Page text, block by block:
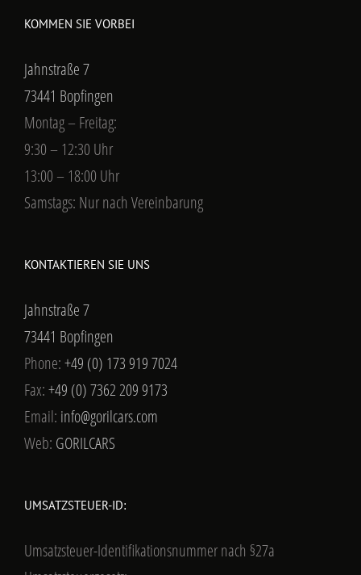
KOMMEN SIE VORBEI
Jahnstraße 7
73441 Bopfingen
Montag – Freitag:
9:30 – 12:30 Uhr
13:00 – 18:00 Uhr
Samstags: Nur nach Vereinbarung
KONTAKTIEREN SIE UNS
Jahnstraße 7
73441 Bopfingen
Phone:+49 (0) 173 919 7024
Fax:+49 (0) 7362 209 9173
Email: info@gorilcars.com
Web: GORILCARS
UMSATZSTEUER-ID:
Umsatzsteuer-Identifikationsnummer nach §27a